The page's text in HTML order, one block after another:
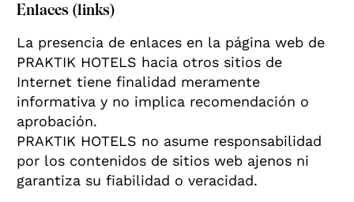
Enlaces (links)
La presencia de enlaces en la página web de
PRAKTIK HOTELS hacia otros sitios de
Internet tiene finalidad meramente
informativa y no implica recomendación o
aprobación.
PRAKTIK HOTELS no asume responsabilidad
por los contenidos de sitios web ajenos ni
garantiza su fiabilidad o veracidad.